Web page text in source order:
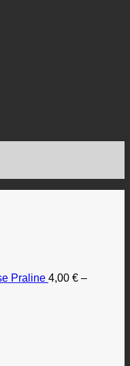
Praline 4,00 € –